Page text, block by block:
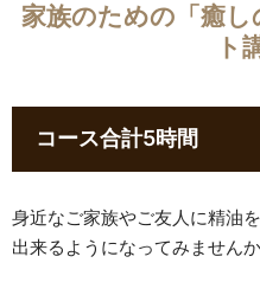
家族のための「癒
ト
​コース合計5時間
身近なご家族やご友人に精油
出来るようになってみません